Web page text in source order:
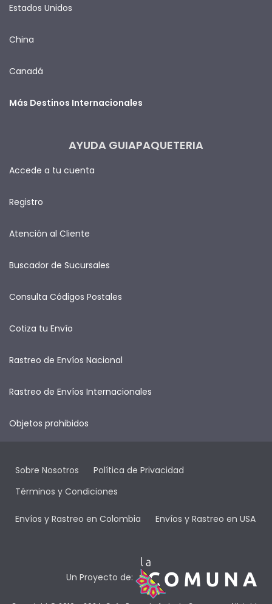
Estados Unidos
China
Canadá
Más Destinos Internacionales
AYUDA GUIAPAQUETERIA
Accede a tu cuenta
Registro
Atención al Cliente
Buscador de Sucursales
Consulta Códigos Postales
Cotiza tu Envío
Rastreo de Envíos Nacional
Rastreo de Envíos Internacionales
Objetos prohibidos
Sobre Nosotros
Política de Privacidad
Términos y Condiciones
Envíos y Rastreo en Colombia Envíos y Rastreo en USA
Un Proyecto de: